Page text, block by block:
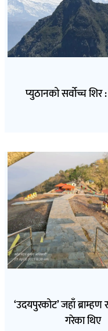
प्युठानको सर्वोच्च शिर
‘उदयपुरकोट’ जहाँ
गरेका थिए